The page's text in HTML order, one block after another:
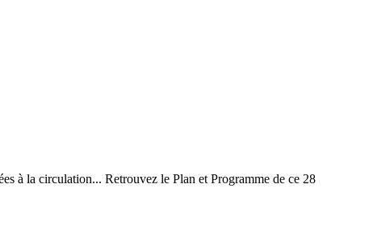
à la circulation... Retrouvez le Plan et Programme de ce 28